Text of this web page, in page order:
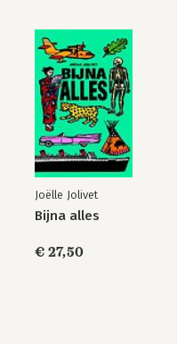
Joëlle Jolivet
Bijna alles
€ 27,50